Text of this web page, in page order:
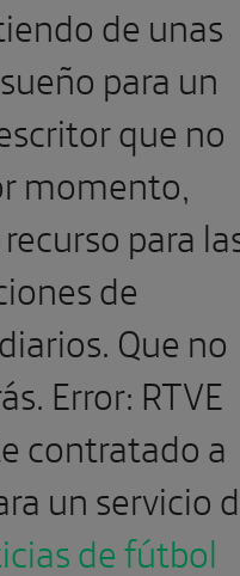
de unas
para un
que no
momento,
para
de
Que no
Error: RTVE
contratado a
un servicio
de fútbol